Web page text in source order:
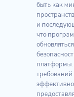
быть как
и
что
эффективно